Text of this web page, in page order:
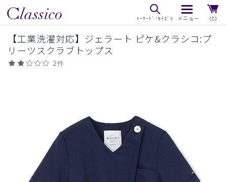
（0）
【工業洗濯対応】ジェラート ピケ&クラシコ:プ
リーツスクラブトップス
2件